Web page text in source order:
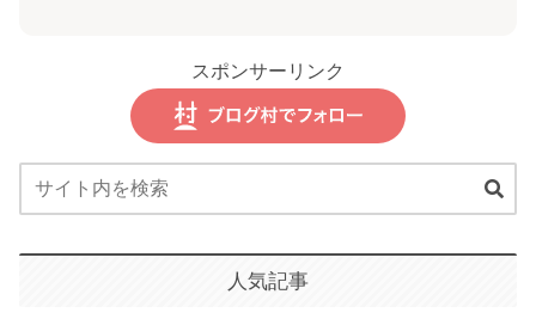
スポンサーリンク
人気記事